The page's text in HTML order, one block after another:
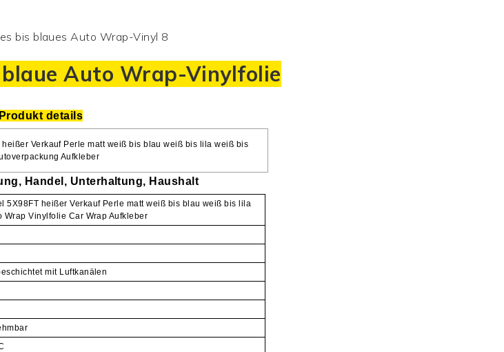
Auto Wrap-Vinylfolie
Produkt details
heißer Verkauf Perle matt weiß bis blau weiß bis lila weiß bis
Aufkleber
Handel, Unterhaltung, Haushalt
5X98FT heißer Verkauf Perle matt weiß bis blau weiß bis lila
Wrap Vinylfolie Car Wrap Aufkleber
mit Luftkanälen